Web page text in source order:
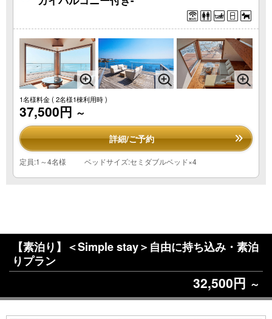
1名様料金( 2名様1棟利用時 )
37,500円 ～
詳細/ご予約
定員:1～4名様 ベッドサイズ:セミダブルベッド×4
【素泊り】＜Simple stay＞自由に持ち込み・素泊
りプラン
32,500円 ～